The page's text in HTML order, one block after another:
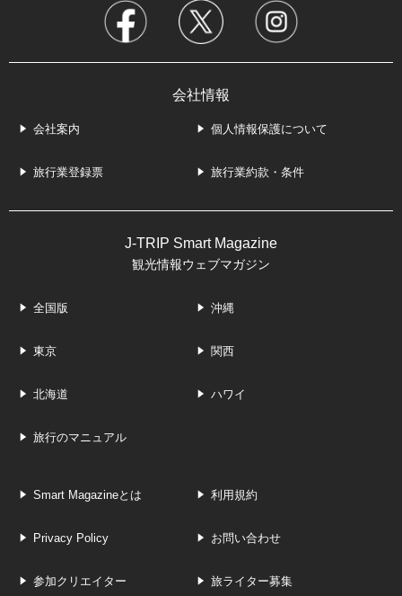
会社情報
会社案内 個人情報保護について
旅行業登録票 旅行業約款・条件
J-TRIP Smart Magazine
観光情報ウェブマガジン
全国版 沖縄
東京 関西
北海道 ハワイ
旅行のマニュアル
Smart Magazineとは 利用規約
Privacy Policy お問い合わせ
参加クリエイター 旅ライター募集